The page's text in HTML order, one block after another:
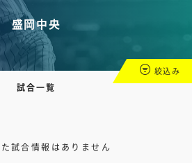
盛岡中央
試合一覧
絞込み
試合情報はありません